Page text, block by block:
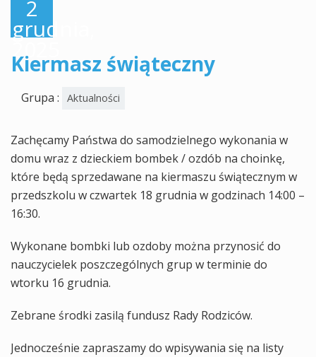
2
grudnia,
2025
Kiermasz świąteczny
Grupa : Aktualności
Zachęcamy Państwa do samodzielnego wykonania w
domu wraz z dzieckiem bombek / ozdób na choinkę,
które będą sprzedawane na kiermaszu świątecznym w
przedszkolu w czwartek 18 grudnia w godzinach 14:00 –
16:30.
Wykonane bombki lub ozdoby można przynosić do
nauczycielek poszczególnych grup w terminie do
wtorku 16 grudnia.
Zebrane środki zasilą fundusz Rady Rodziców.
Jednocześnie zapraszamy do wpisywania się na listy